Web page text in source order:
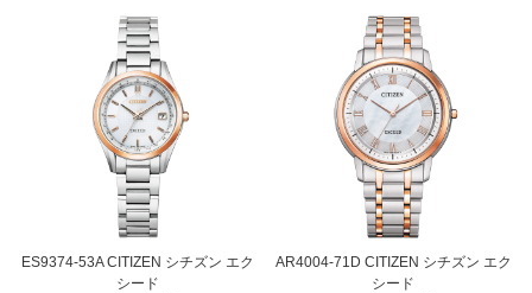
ES9374-53A CITIZEN シチズン エク
シード
AR4004-71D CITIZEN シチズン エク
シード